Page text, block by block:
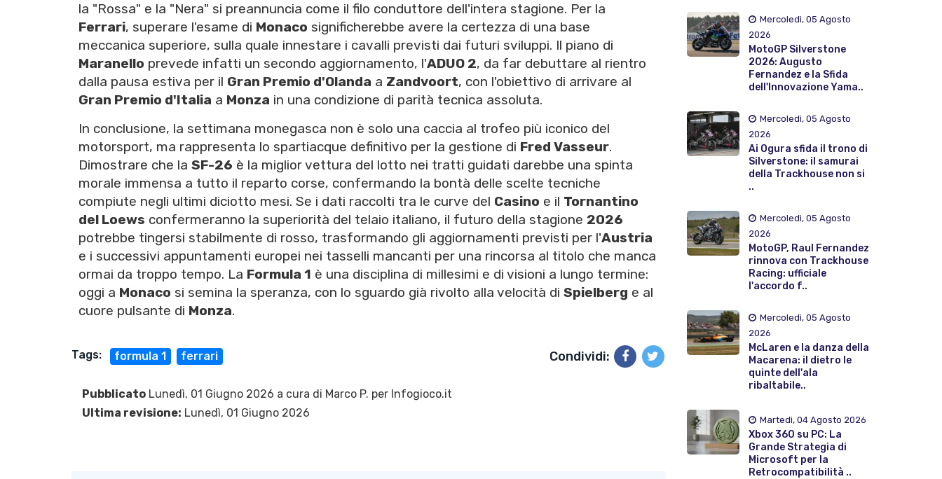
la "Rossa" e la "Nera" si preannuncia come il filo conduttore dell'intera stagione. Per la
Ferrari, superare l'esame di Monaco significherebbe avere la certezza di una base
meccanica superiore, sulla quale innestare i cavalli previsti dai futuri sviluppi. Il piano di
Maranello prevede infatti un secondo aggiornamento, l'ADUO 2, da far debuttare al rientro
dalla pausa estiva per il Gran Premio d'Olanda a Zandvoort, con l'obiettivo di arrivare al
Gran Premio d'Italia a Monza in una condizione di parità tecnica assoluta.
In conclusione, la settimana monegasca non è solo una caccia al trofeo più iconico del
motorsport, ma rappresenta lo spartiacque definitivo per la gestione di Fred Vasseur.
Dimostrare che la SF-26 è la miglior vettura del lotto nei tratti guidati darebbe una spinta
morale immensa a tutto il reparto corse, confermando la bontà delle scelte tecniche
compiute negli ultimi diciotto mesi. Se i dati raccolti tra le curve del Casino e il Tornantino
del Loews confermeranno la superiorità del telaio italiano, il futuro della stagione 2026
potrebbe tingersi stabilmente di rosso, trasformando gli aggiornamenti previsti per l'Austria
e i successivi appuntamenti europei nei tasselli mancanti per una rincorsa al titolo che manca
ormai da troppo tempo. La Formula 1 è una disciplina di millesimi e di visioni a lungo termine:
oggi a Monaco si semina la speranza, con lo sguardo già rivolto alla velocità di Spielberg e al
cuore pulsante di Monza.
Tags: formula 1 ferrari Condividi:
Pubblicato Lunedì, 01 Giugno 2026 a cura di Marco P. per Infogioco.it
Ultima revisione: Lunedì, 01 Giugno 2026
Mercoledì, 05 Agosto
2026
MotoGP Silverstone
2026: Augusto
Fernandez e la Sfida
dell'Innovazione Yama..
Mercoledì, 05 Agosto
2026
Ai Ogura sfida il trono di
Silverstone: il samurai
della Trackhouse non si
..
Mercoledì, 05 Agosto
2026
MotoGP, Raul Fernandez
rinnova con Trackhouse
Racing: ufficiale
l'accordo f..
Mercoledì, 05 Agosto
2026
McLaren e la danza della
Macarena: il dietro le
quinte dell'ala
ribaltabile..
Martedì, 04 Agosto 2026
Xbox 360 su PC: La
Grande Strategia di
Microsoft per la
Retrocompatibilità ..